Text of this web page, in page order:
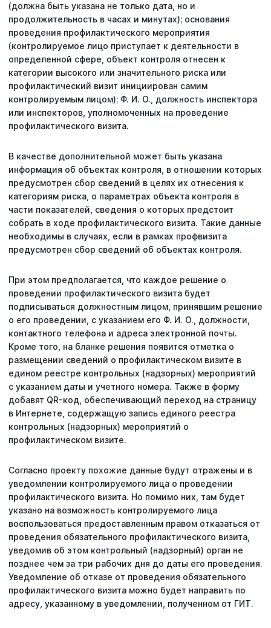
(должна быть указана не только дата, но и
продолжительность в часах и минутах); основания
проведения профилактического мероприятия
(контролируемое лицо приступает к деятельности в
определенной сфере, объект контроля отнесен к
категории высокого или значительного риска или
профилактический визит инициирован самим
контролируемым лицом); Ф. И. О., должность инспектора
или инспекторов, уполномоченных на проведение
профилактического визита.
В качестве дополнительной может быть указана
информация об объектах контроля, в отношении которых
предусмотрен сбор сведений в целях их отнесения к
категориям риска, о параметрах объекта контроля в
части показателей, сведения о которых предстоит
собрать в ходе профилактического визита. Такие данные
необходимы в случаях, если в рамках профвизита
предусмотрен сбор сведений об объектах контроля.
При этом предполагается, что каждое решение о
проведении профилактического визита будет
подписываться должностным лицом, принявшим решение
о его проведении, с указанием его Ф. И. О., должности,
контактного телефона и адреса электронной почты.
Кроме того, на бланке решения появится отметка о
размещении сведений о профилактическом визите в
едином реестре контрольных (надзорных) мероприятий
с указанием даты и учетного номера. Также в форму
добавят QR-код, обеспечивающий переход на страницу
в Интернете, содержащую запись единого реестра
контрольных (надзорных) мероприятий о
профилактическом визите.
Согласно проекту похожие данные будут отражены и в
уведомлении контролируемого лица о проведении
профилактического визита. Но помимо них, там будет
указано на возможность контролируемого лица
воспользоваться предоставленным правом отказаться от
проведения обязательного профилактического визита,
уведомив об этом контрольный (надзорный) орган не
позднее чем за три рабочих дня до даты его проведения.
Уведомление об отказе от проведения обязательного
профилактического визита можно будет направить по
адресу, указанному в уведомлении, полученном от ГИТ.